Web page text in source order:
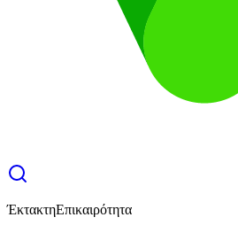
ΈκτακτηΕπικαιρότητα